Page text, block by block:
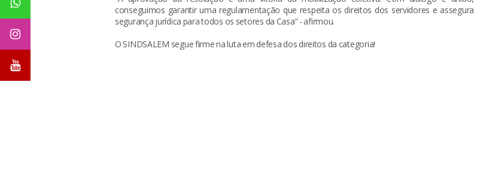
conseguimos garantir uma regulamentação que respeita os direitos dos servidores e assegura
segurança jurídica para todos os setores da Casa” - afirmou.
O SINDSALEM segue firme na luta em defesa dos direitos da categoria!